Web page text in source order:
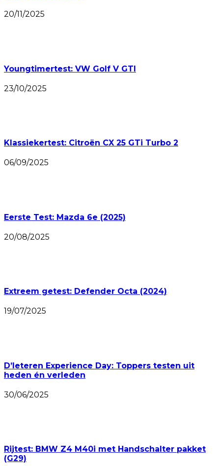
20/11/2025
Youngtimertest: VW Golf V GTI
23/10/2025
Klassiekertest: Citroën CX 25 GTi Turbo 2
06/09/2025
Eerste Test: Mazda 6e (2025)
20/08/2025
Extreem getest: Defender Octa (2024)
19/07/2025
D’Ieteren Experience Day: Toppers testen uit
heden én verleden
30/06/2025
Rijtest: BMW Z4 M40i met Handschalter pakket
(G29)